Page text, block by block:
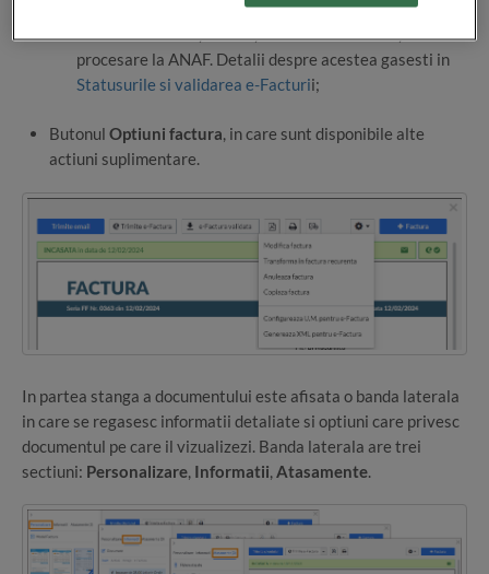
e-Factura: Valida, Eroare, In curs de trimitere, In
procesare la ANAF. Detalii despre acestea gasesti in
Statusurile si validarea e-Facturii;
Butonul Optiuni factura, in care sunt disponibile alte
actiuni suplimentare.
In partea stanga a documentului este afisata o banda laterala
in care se regasesc informatii detaliate si optiuni care privesc
documentul pe care il vizualizezi. Banda laterala are trei
sectiuni: Personalizare, Informatii, Atasamente.